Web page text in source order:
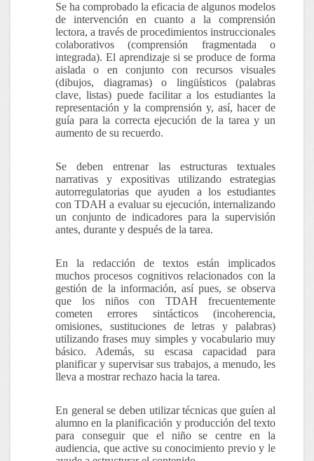
Se ha comprobado la eficacia de algunos modelos
de intervención en cuanto a la comprensión
lectora, a través de procedimientos instruccionales
colaborativos (comprensión fragmentada o
integrada). El aprendizaje si se produce de forma
aislada o en conjunto con recursos visuales
(dibujos, diagramas) o lingüísticos (palabras
clave, listas) puede facilitar a los estudiantes la
representación y la comprensión y, así, hacer de
guía para la correcta ejecución de la tarea y un
aumento de su recuerdo.
Se deben entrenar las estructuras textuales
narrativas y expositivas utilizando estrategias
autorregulatorias que ayuden a los estudiantes
con TDAH a evaluar su ejecución, internalizando
un conjunto de indicadores para la supervisión
antes, durante y después de la tarea.
En la redacción de textos están implicados
muchos procesos cognitivos relacionados con la
gestión de la información, así pues, se observa
que los niños con TDAH frecuentemente
cometen errores sintácticos (incoherencia,
omisiones, sustituciones de letras y palabras)
utilizando frases muy simples y vocabulario muy
básico. Además, su escasa capacidad para
planificar y supervisar sus trabajos, a menudo, les
lleva a mostrar rechazo hacia la tarea.
En general se deben utilizar técnicas que guíen al
alumno en la planificación y producción del texto
para conseguir que el niño se centre en la
audiencia, que active su conocimiento previo y le